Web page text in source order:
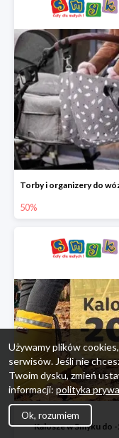
50%
Kalosze w Smyku do
Używamy plików
serwisów. Jeśli nie
Twoim dysku, zmień
informacji: polityka
Ok, rozumiem